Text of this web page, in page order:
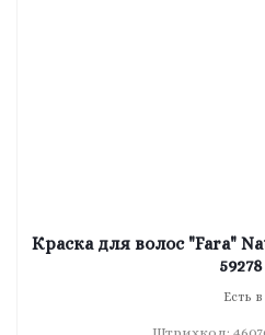
Краска для волос "Fara"
59278
Есть